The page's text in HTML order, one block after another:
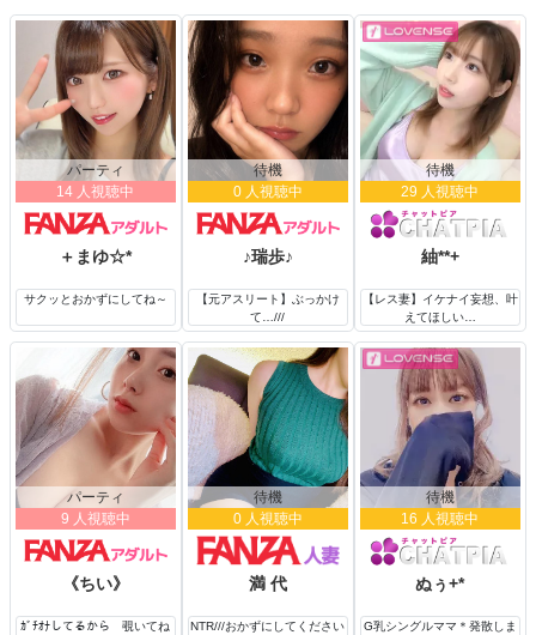
パーティ
14 人視聴中
＋まゆ☆*
サクッとおかずにしてね～
待機
0 人視聴中
♪瑞歩♪
【元アスリート】ぶっかけ
て…///
待機
29 人視聴中
紬**+
【レス妻】イケナイ妄想、叶
えてほしい…
パーティ
9 人視聴中
《ちい》
ｶﾞﾁｵﾅしてるから 覗いてね
待機
0 人視聴中
満 代
NTR///おかずにしてください
待機
16 人視聴中
ぬぅ+*
G乳シングルママ＊発散しま